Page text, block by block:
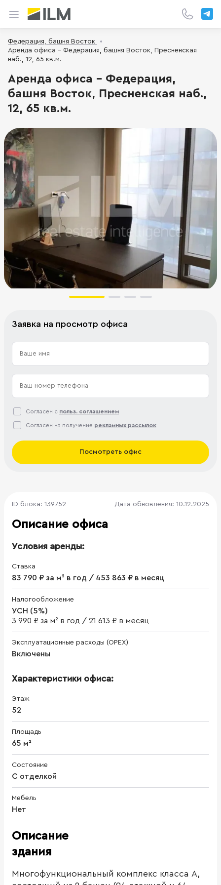
Федерация, башня Восток
Аренда офиса - Федерация, башня Восток, Пресненская
наб., 12, 65 кв.м.
Аренда офиса - Федерация,
башня Восток, Пресненская наб.,
12, 65 кв.м.
Заявка на просмотр офиса
Согласен с польз. соглашением
Согласен на получение рекламных рассылок
Посмотреть офис
ID блока: 139752 Дата обновления: 10.12.2025
Описание офиса
Условия аренды:
Ставка
83 790 ₽ за м² в год / 453 863 ₽ в месяц
Налогообложение
УСН (5%)
3 990 ₽ за м² в год / 21 613 ₽ в месяц
Эксплуатационные расходы (OPEX)
Включены
Характеристики офиса:
Этаж
52
Площадь
65 м²
Состояние
С отделкой
Мебель
Нет
Описание
здания
Многофункциональный комплекс класса А,